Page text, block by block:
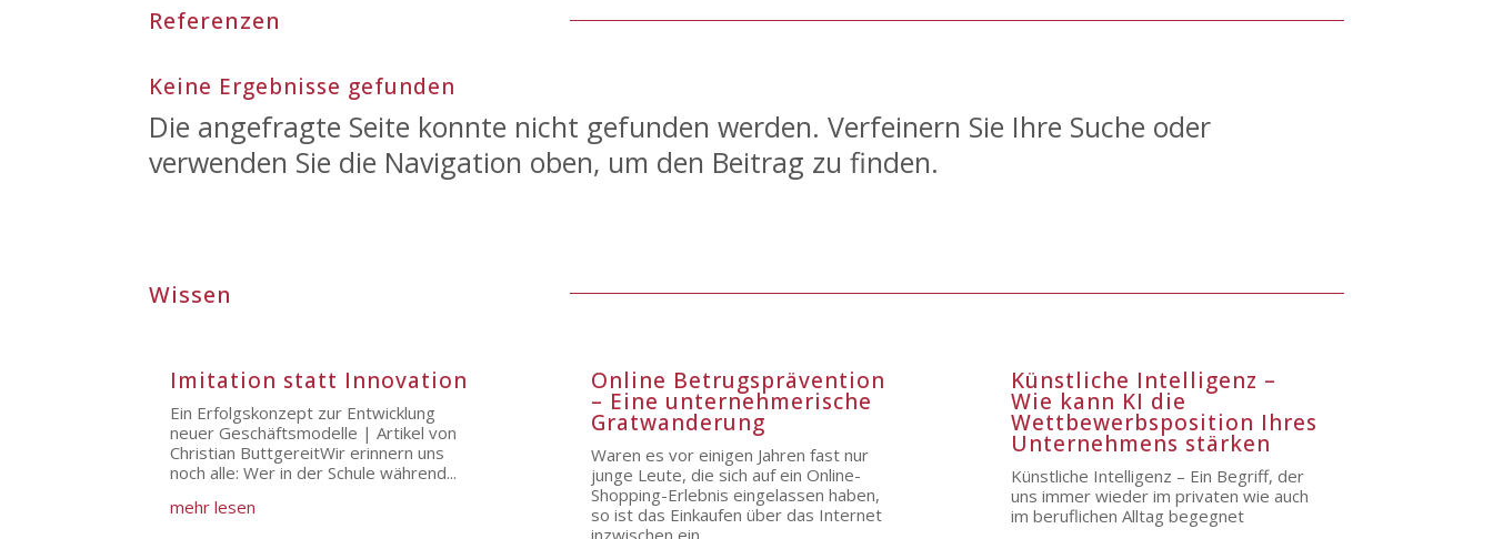
Referenzen
Keine Ergebnisse gefunden
Die angefragte Seite konnte nicht gefunden werden. Verfeinern Sie Ihre Suche oder
verwenden Sie die Navigation oben, um den Beitrag zu finden.
Wissen
Imitation statt Innovation
Ein Erfolgskonzept zur Entwicklung
neuer Geschäftsmodelle | Artikel von
Christian ButtgereitWir erinnern uns
noch alle: Wer in der Schule während...
mehr lesen
Online Betrugsprävention
– Eine unternehmerische
Gratwanderung
Waren es vor einigen Jahren fast nur
junge Leute, die sich auf ein Online-
Shopping-Erlebnis eingelassen haben,
so ist das Einkaufen über das Internet
Künstliche Intelligenz –
Wie kann KI die
Wettbewerbsposition Ihres
Unternehmens stärken
Künstliche Intelligenz – Ein Begriff, der
uns immer wieder im privaten wie auch
im beruflichen Alltag begegnet